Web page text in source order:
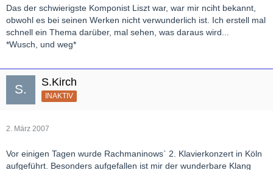
Das der schwierigste Komponist Liszt war, war mir nciht bekannt,
obwohl es bei seinen Werken nicht verwunderlich ist. Ich erstell mal
schnell ein Thema darüber, mal sehen, was daraus wird...
*Wusch, und weg*
S.Kirch
INAKTIV
2. März 2007
Vor einigen Tagen wurde Rachmaninows` 2. Klavierkonzert in Köln
aufgeführt. Besonders aufgefallen ist mir der wunderbare Klang